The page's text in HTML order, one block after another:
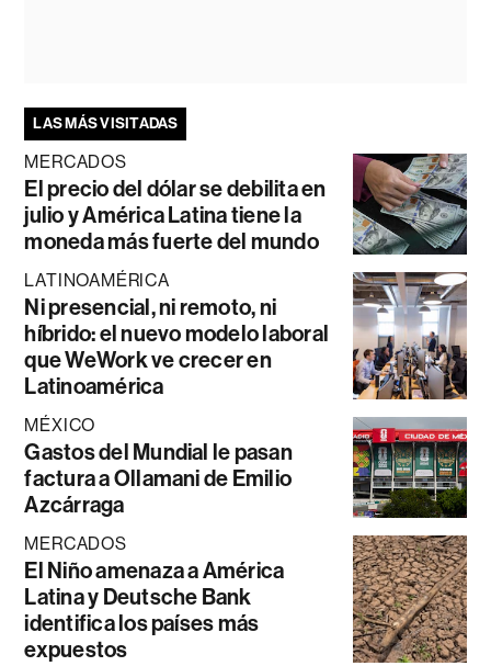
LAS MÁS VISITADAS
MERCADOS
El precio del dólar se debilita en
julio y América Latina tiene la
moneda más fuerte del mundo
LATINOAMÉRICA
Ni presencial, ni remoto, ni
híbrido: el nuevo modelo laboral
que WeWork ve crecer en
Latinoamérica
MÉXICO
Gastos del Mundial le pasan
factura a Ollamani de Emilio
Azcárraga
MERCADOS
El Niño amenaza a América
Latina y Deutsche Bank
identifica los países más
expuestos